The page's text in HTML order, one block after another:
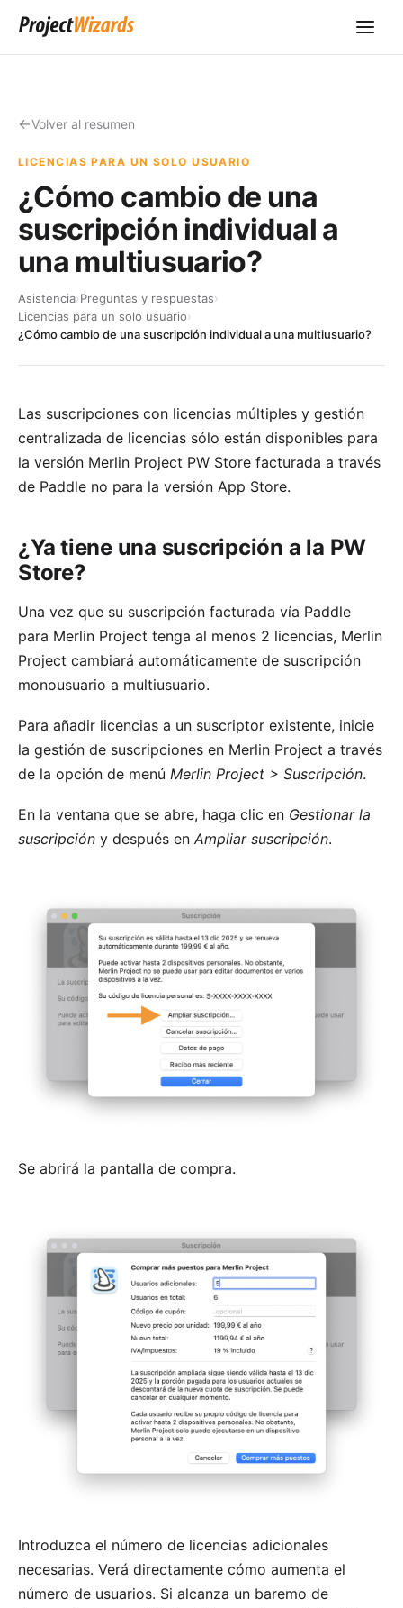
Volver al resumen
LICENCIAS PARA UN SOLO USUARIO
¿Cómo cambio de una
suscripción individual a
una multiusuario?
Asistencia›Preguntas y respuestas›
Licencias para un solo usuario›
¿Cómo cambio de una suscripción individual a una multiusuario?
Las suscripciones con licencias múltiples y gestión
centralizada de licencias sólo están disponibles para
la versión Merlin Project PW Store facturada a través
de Paddle no para la versión App Store.
¿Ya tiene una suscripción a la PW
Store?
Una vez que su suscripción facturada vía Paddle
para Merlin Project tenga al menos 2 licencias, Merlin
Project cambiará automáticamente de suscripción
monousuario a multiusuario.
Para añadir licencias a un suscriptor existente, inicie
la gestión de suscripciones en Merlin Project a través
de la opción de menú Merlin Project > Suscripción.
En la ventana que se abre, haga clic en Gestionar la
suscripción y después en Ampliar suscripción.
Se abrirá la pantalla de compra.
Introduzca el número de licencias adicionales
necesarias. Verá directamente cómo aumenta el
número de usuarios. Si alcanza un baremo de